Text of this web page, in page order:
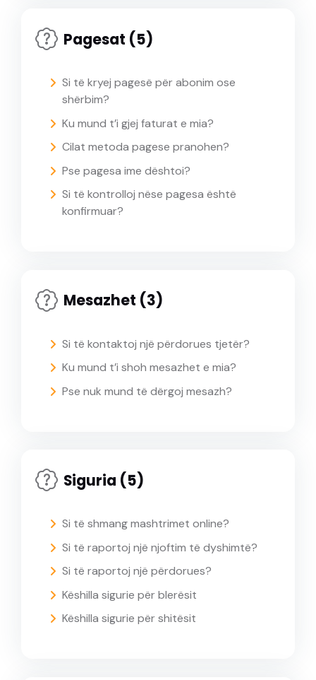
Pagesat (5)
Si të kryej pagesë për abonim ose
shërbim?
Ku mund t’i gjej faturat e mia?
Cilat metoda pagese pranohen?
Pse pagesa ime dështoi?
Si të kontrolloj nëse pagesa është
konfirmuar?
Mesazhet (3)
Si të kontaktoj një përdorues tjetër?
Ku mund t’i shoh mesazhet e mia?
Pse nuk mund të dërgoj mesazh?
Siguria (5)
Si të shmang mashtrimet online?
Si të raportoj një njoftim të dyshimtë?
Si të raportoj një përdorues?
Këshilla sigurie për blerësit
Këshilla sigurie për shitësit